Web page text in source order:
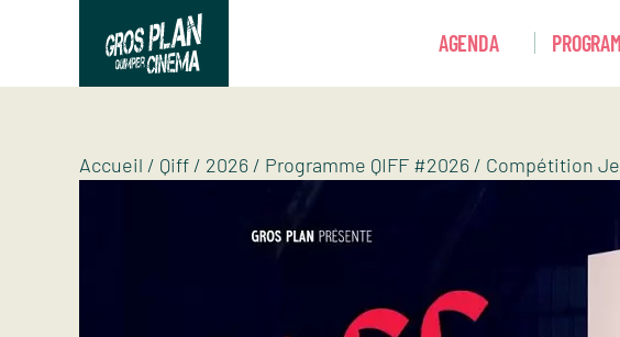
Panneau de gestion des cookies
Gros planAssociation d’éducation artistique
AGENDA
Accueil / Qiff / 2026 / Programme QIFF #2026 / Compétition